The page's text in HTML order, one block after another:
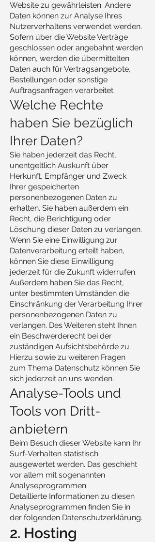
Website zu gewährleisten. Andere
Daten können zur Analyse Ihres
Nutzerverhaltens verwendet werden.
Sofern über die Website Verträge
geschlossen oder angebahnt werden
können, werden die übermittelten
Daten auch für Vertragsangebote,
Bestellungen oder sonstige
Auftragsanfragen verarbeitet.
Welche Rechte
haben Sie bezüglich
Ihrer Daten?
Sie haben jederzeit das Recht,
unentgeltlich Auskunft über
Herkunft, Empfänger und Zweck
Ihrer gespeicherten
personenbezogenen Daten zu
erhalten. Sie haben außerdem ein
Recht, die Berichtigung oder
Löschung dieser Daten zu verlangen.
Wenn Sie eine Einwilligung zur
Datenverarbeitung erteilt haben,
können Sie diese Einwilligung
jederzeit für die Zukunft widerrufen.
Außerdem haben Sie das Recht,
unter bestimmten Umständen die
Einschränkung der Verarbeitung Ihrer
personenbezogenen Daten zu
verlangen. Des Weiteren steht Ihnen
ein Beschwerderecht bei der
zuständigen Aufsichtsbehörde zu.
Hierzu sowie zu weiteren Fragen
zum Thema Datenschutz können Sie
sich jederzeit an uns wenden.
Analyse-Tools und
Tools von Dritt­
anbietern
Beim Besuch dieser Website kann Ihr
Surf-Verhalten statistisch
ausgewertet werden. Das geschieht
vor allem mit sogenannten
Analyseprogrammen.
Detaillierte Informationen zu diesen
Analyseprogrammen finden Sie in
der folgenden Datenschutzerklärung.
2. Hosting